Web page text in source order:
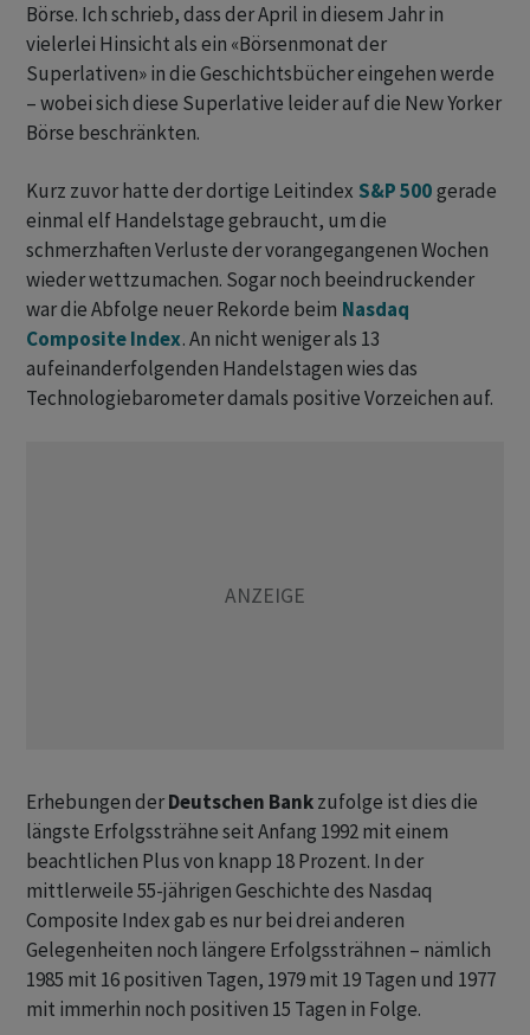
Börse. Ich schrieb, dass der April in diesem Jahr in
vielerlei Hinsicht als ein «Börsenmonat der
Superlativen» in die Geschichtsbücher eingehen werde
– wobei sich diese Superlative leider auf die New Yorker
Börse beschränkten.
Kurz zuvor hatte der dortige Leitindex S&P 500gerade
einmal elf Handelstage gebraucht, um die
schmerzhaften Verluste der vorangegangenen Wochen
wieder wettzumachen. Sogar noch beeindruckender
war die Abfolge neuer Rekorde beim Nasdaq
Composite Index. An nicht weniger als 13
aufeinanderfolgenden Handelstagen wies das
Technologiebarometer damals positive Vorzeichen auf.
Erhebungen derDeutschen Bankzufolge ist dies die
längste Erfolgssträhne seit Anfang 1992 mit einem
beachtlichen Plus von knapp 18 Prozent. In der
mittlerweile 55-jährigen Geschichte des Nasdaq
Composite Index gab es nur bei drei anderen
Gelegenheiten noch längere Erfolgssträhnen – nämlich
1985 mit 16 positiven Tagen, 1979 mit 19 Tagen und 1977
mit immerhin noch positiven 15 Tagen in Folge.